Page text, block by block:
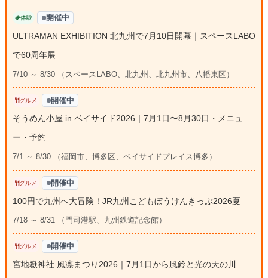
体験 開催中
ULTRAMAN EXHIBITION 北九州で7月10日開幕｜スペースLABO
で60周年展
7/10 ～ 8/30 （スペースLABO、北九州、北九州市、八幡東区）
グルメ 開催中
そうめん小屋 in ベイサイド2026｜7月1日〜8月30日・メニュ
ー・予約
7/1 ～ 8/30 （福岡市、博多区、ベイサイドプレイス博多）
グルメ 開催中
100円で九州へ大冒険！JR九州こどもぼうけんきっぷ2026夏
7/18 ～ 8/31 （門司港駅、九州鉄道記念館）
グルメ 開催中
宮地嶽神社 風凛まつり2026｜7月1日から風鈴と光の天の川